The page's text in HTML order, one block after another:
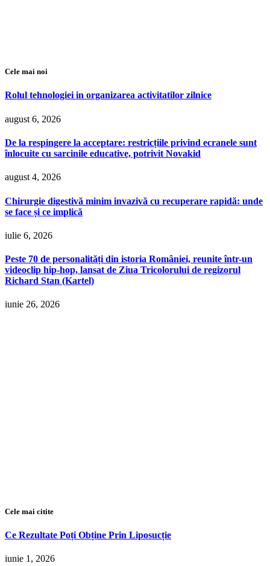
Cele mai noi
Rolul tehnologiei in organizarea activitatilor zilnice
august 6, 2026
De la respingere la acceptare: restricțiile privind ecranele sunt
înlocuite cu sarcinile educative, potrivit Novakid
august 4, 2026
Chirurgie digestivă minim invazivă cu recuperare rapidă: unde
se face și ce implică
iulie 6, 2026
Peste 70 de personalități din istoria României, reunite într-un
videoclip hip-hop, lansat de Ziua Tricolorului de regizorul
Richard Stan (Kartel)
iunie 26, 2026
Cele mai citite
Ce Rezultate Poți Obține Prin Liposucție
iunie 1, 2026